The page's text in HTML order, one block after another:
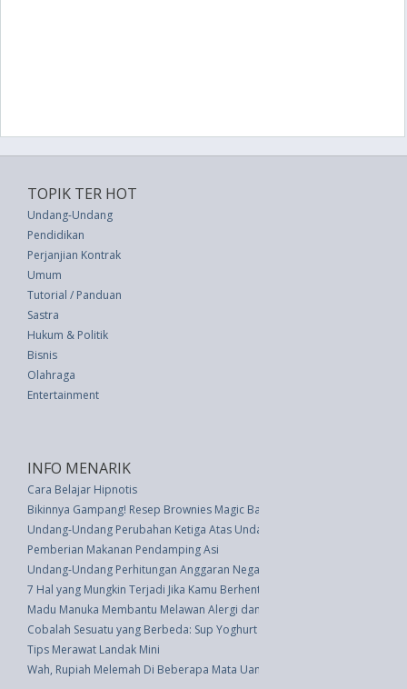
TOPIK TER HOT
Undang-Undang
Pendidikan
Perjanjian Kontrak
Umum
Tutorial / Panduan
Sastra
Hukum & Politik
Bisnis
Olahraga
Entertainment
INFO MENARIK
Cara Belajar Hipnotis
Bikinnya Gampang! Resep Brownies Magic Bar Pakai 4 Bahan Sederhana
Undang-Undang Perubahan Ketiga Atas Undang-undang Nomor 53
Pemberian Makanan Pendamping Asi
Undang-Undang Perhitungan Anggaran Negara Tahun Anggaran 1979/
7 Hal yang Mungkin Terjadi Jika Kamu Berhenti Menggunakan Makeup
Madu Manuka Membantu Melawan Alergi dan Demam
Cobalah Sesuatu yang Berbeda: Sup Yoghurt Barley
Tips Merawat Landak Mini
Wah, Rupiah Melemah Di Beberapa Mata Uang Asing